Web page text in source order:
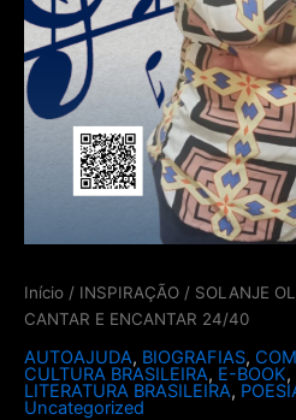
Início / INSPIRAÇÃO / SOLANJE
CANTAR E ENCANTAR 24/40
AUTOAJUDA, BIOGRAFIAS,
CULTURA BRASILEIRA, E-BOOK,
LITERATURA BRASILEIRA,
Uncategorized